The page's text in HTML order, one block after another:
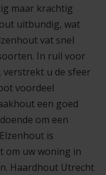
maar krachtig
uitbundig, wat
vat snel
In ruil voor
verstrekt u de sfeer
voordeel
een goed
om een
is
om uw woning in
Haardhout Utrecht